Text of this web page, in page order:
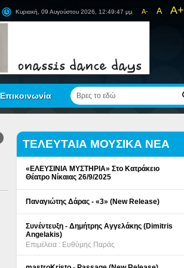
A- A A+
Κυριακή, 09 Αυγούστου 2026, 12:49:47 μμ
Επικοινωνία
ΤΕΛΕΥΤΑΙΑ ΜΟΥΣΙΚΑ ΝΕΑ
«ΕΛΕΥΣΙΝΙΑ ΜΥΣΤΗΡΙΑ» Στο Κατράκειο
Θέατρο Νίκαιας 26/9/2025
Παναγιώτης Δάρας - «3» (New Release)
Συνέντευξη - Δημήτρης Αγγελάκης (Dimitris
Angelakis)
Επιμέλεια : Ευθύμης Παράς